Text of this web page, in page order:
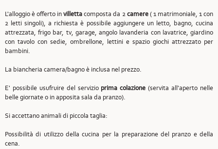
L'alloggio è offerto invillettacomposta da 2camere( 1 matrimoniale, 1 con
2 letti singoli), a richiesta è possibile aggiungere un letto, bagno, cucina
attrezzata, frigo bar, tv, garage, angolo lavanderia con lavatrice, giardino
con tavolo con sedie, ombrellone, lettini e spazio giochi attrezzato per
bambini.
La biancheria camera/bagno è inclusa nel prezzo.
E' possibile usufruire del servizio prima colazione (servita all'aperto nelle
belle giornate o in apposita sala da pranzo).
Si accettano animali di piccola taglia:
Possibilità di utilizzo della cucina per la preparazione del pranzo e della
cena.